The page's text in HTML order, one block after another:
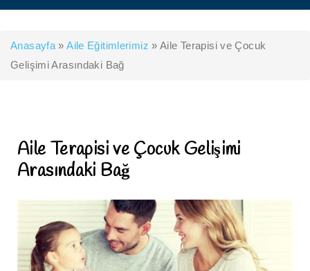
Anasayfa »Aile Eğitimlerimiz » Aile Terapisi ve Çocuk
Gelişimi Arasındaki Bağ
Aile Terapisi ve Çocuk Gelişimi
Arasındaki Bağ